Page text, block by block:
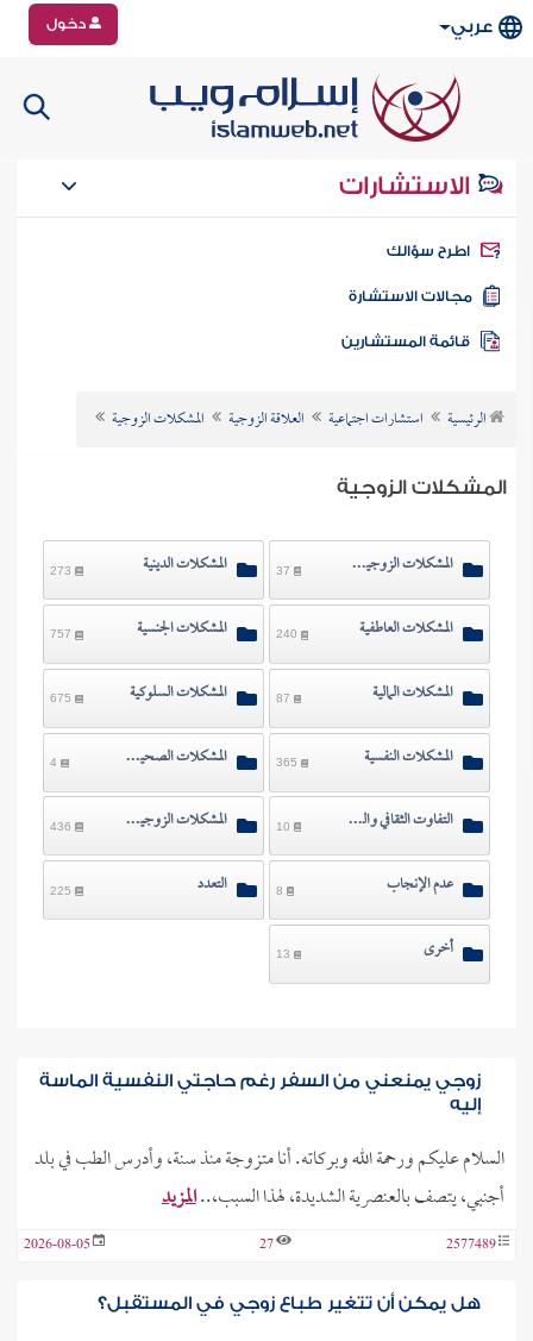
عربي دخول
الاستشارات
سؤالك
الاستشارة
الرئيسية استشارات اجتماعية العلاقة الزوجية المشكلات الزوجية
المشكلات الزوجية
المشكلات الزوجية وآثارها المشكلات الدينية 273
المشكلات العاطفية المشكلات الجنسية 757
المشكلات المالية المشكلات السلوكية 675
المشكلات النفسية المشكلات الصحية والبدنية 4
التفاوت الثقافي والعلمي المشكلات الزوجية بسبب الأقارب وغيرهم 436
عدم الإنجاب التعدد 225
أخرى
زوجي يمنعني من السفر رغم حاجتي النفسية الماسة
إليه
السلام عليكم ورحمة الله وبركاته. أنا متزوجة منذ سنة، وأدرس الطب في بلد
أجنبي، يتصف بالعنصرية الشديدة، لهذا السبب،..المزيد
2577489
27
2026-08-05
هل يمكن أن تتغير طباع زوجي في المستقبل؟